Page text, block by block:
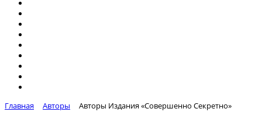
Главная Авторы Авторы Издания «Совершенно Секретно»